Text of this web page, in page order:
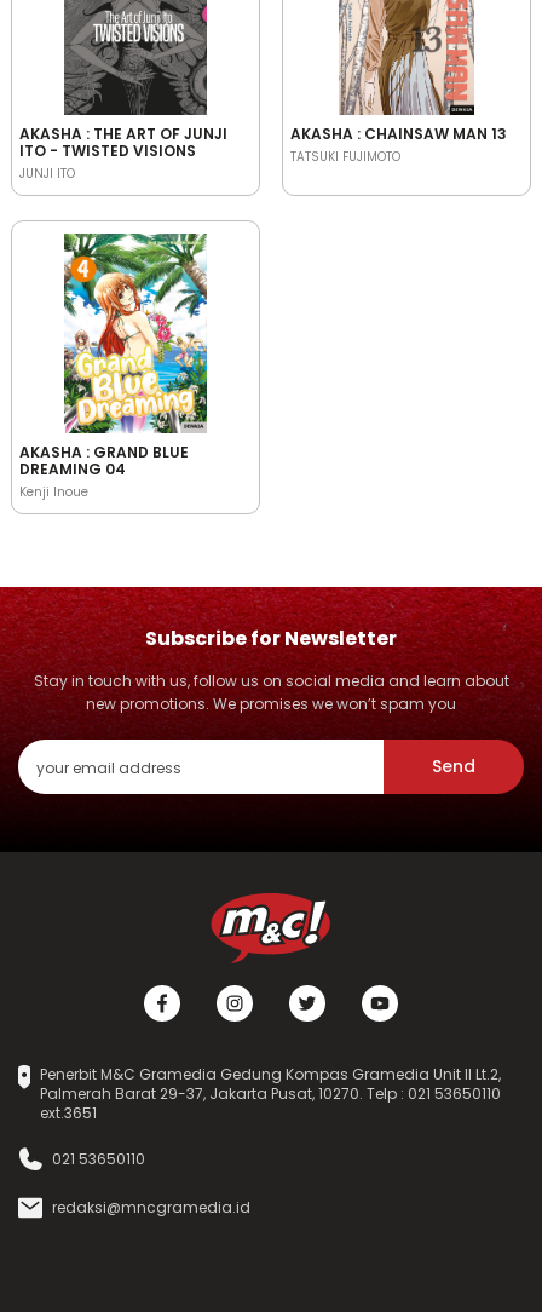
AKASHA : THE ART OF JUNJI
ITO - TWISTED VISIONS
JUNJI ITO
AKASHA : CHAINSAW MAN 13
TATSUKI FUJIMOTO
AKASHA : GRAND BLUE
DREAMING 04
Kenji Inoue
Subscribe for Newsletter
Stay in touch with us, follow us on social media and learn about
new promotions. We promises we won’t spam you
Send
Penerbit M&C Gramedia Gedung Kompas Gramedia Unit II Lt.2,
Palmerah Barat 29-37, Jakarta Pusat, 10270. Telp : 021 53650110
ext.3651
021 53650110
redaksi@mncgramedia.id